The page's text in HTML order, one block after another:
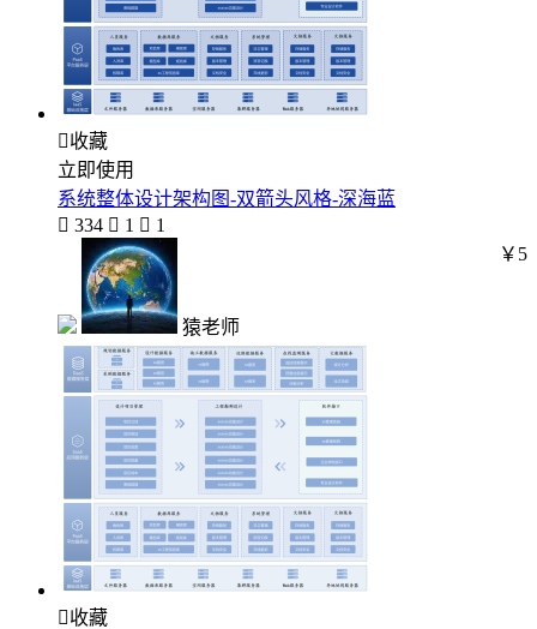
收藏
立即使用
系统整体设计架构图-双箭头风格-深海蓝
 334  1  1
猿老师
￥5
收藏